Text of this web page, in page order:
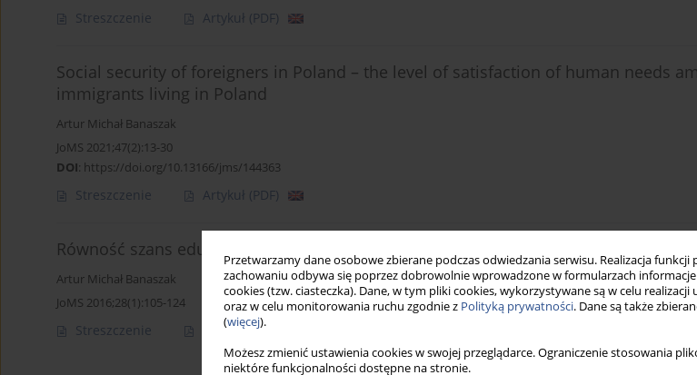
Przetwarzamy dane osobowe zbierane podczas odwiedzania serwisu. Realizacja
zachowaniu odbywa się poprzez dobrowolnie wprowadzone w formularzach
cookies (tzw. ciasteczka). Dane, w tym pliki cookies, wykorzystywane są w celu
oraz w celu monitorowania ruchu zgodnie z Polityką prywatności. Dane są także
(więcej).
Możesz zmienić ustawienia cookies w swojej przeglądarce. Ograniczenie stosowania
niektóre funkcjonalności dostępne na stronie.
Streszczenie Artykuł (PDF)
Social security of foreigners in Poland – the level of satisfaction of human needs
immigrants living in Poland
Artur Michał Banaszak
JoMS 2021;47(2):13-30
DOI: https://doi.org/10.13166/jms/144363
Streszczenie Artykuł (PDF)
Równość szans edukacyjnych dzieci i młodzieży ze środowiska wiejskiego
Artur Michał Banaszak
JoMS 2016;28(1):105-124
Streszczenie Artykuł(PDF)